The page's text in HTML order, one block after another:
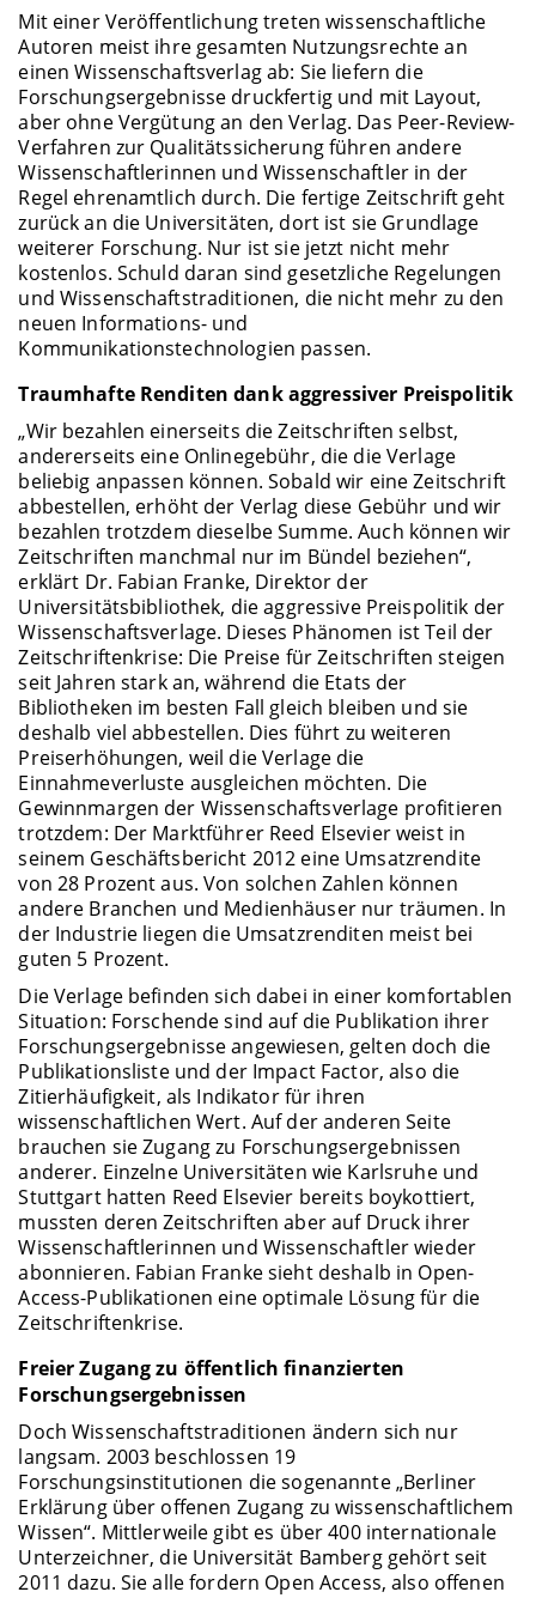
Mit einer Veröffentlichung treten wissenschaftliche
Autoren meist ihre gesamten Nutzungsrechte an
einen Wissenschaftsverlag ab: Sie liefern die
Forschungsergebnisse druckfertig und mit Layout,
aber ohne Vergütung an den Verlag. Das Peer-Review-
Verfahren zur Qualitätssicherung führen andere
Wissenschaftlerinnen und Wissenschaftler in der
Regel ehrenamtlich durch. Die fertige Zeitschrift geht
zurück an die Universitäten, dort ist sie Grundlage
weiterer Forschung. Nur ist sie jetzt nicht mehr
kostenlos. Schuld daran sind gesetzliche Regelungen
und Wissenschaftstraditionen, die nicht mehr zu den
neuen Informations- und
Kommunikationstechnologien passen.
Traumhafte Renditen dank aggressiver Preispolitik
„Wir bezahlen einerseits die Zeitschriften selbst,
andererseits eine Onlinegebühr, die die Verlage
beliebig anpassen können. Sobald wir eine Zeitschrift
abbestellen, erhöht der Verlag diese Gebühr und wir
bezahlen trotzdem dieselbe Summe. Auch können wir
Zeitschriften manchmal nur im Bündel beziehen“,
erklärt Dr. Fabian Franke, Direktor der
Universitätsbibliothek, die aggressive Preispolitik der
Wissenschaftsverlage. Dieses Phänomen ist Teil der
Zeitschriftenkrise: Die Preise für Zeitschriften steigen
seit Jahren stark an, während die Etats der
Bibliotheken im besten Fall gleich bleiben und sie
deshalb viel abbestellen. Dies führt zu weiteren
Preiserhöhungen, weil die Verlage die
Einnahmeverluste ausgleichen möchten. Die
Gewinnmargen der Wissenschaftsverlage profitieren
trotzdem: Der Marktführer Reed Elsevier weist in
seinem Geschäftsbericht 2012 eine Umsatzrendite
von 28 Prozent aus. Von solchen Zahlen können
andere Branchen und Medienhäuser nur träumen. In
der Industrie liegen die Umsatzrenditen meist bei
guten 5 Prozent.
Die Verlage befinden sich dabei in einer komfortablen
Situation: Forschende sind auf die Publikation ihrer
Forschungsergebnisse angewiesen, gelten doch die
Publikationsliste und der Impact Factor, also die
Zitierhäufigkeit, als Indikator für ihren
wissenschaftlichen Wert. Auf der anderen Seite
brauchen sie Zugang zu Forschungsergebnissen
anderer. Einzelne Universitäten wie Karlsruhe und
Stuttgart hatten Reed Elsevier bereits boykottiert,
mussten deren Zeitschriften aber auf Druck ihrer
Wissenschaftlerinnen und Wissenschaftler wieder
abonnieren. Fabian Franke sieht deshalb in Open-
Access-Publikationen eine optimale Lösung für die
Zeitschriftenkrise.
Freier Zugang zu öffentlich finanzierten
Forschungsergebnissen
Doch Wissenschaftstraditionen ändern sich nur
langsam. 2003 beschlossen 19
Forschungsinstitutionen die sogenannte „Berliner
Erklärung über offenen Zugang zu wissenschaftlichem
Wissen“. Mittlerweile gibt es über 400 internationale
Unterzeichner, die Universität Bamberg gehört seit
2011 dazu. Sie alle fordern Open Access, also offenen